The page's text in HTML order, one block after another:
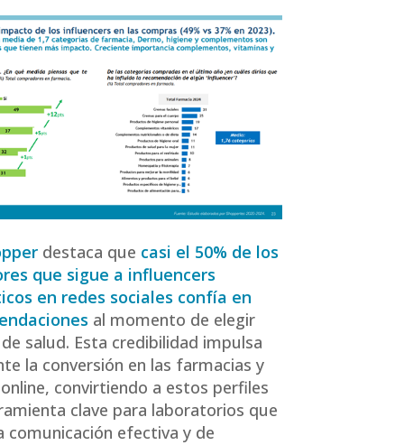
destaca que casi el 50% de los
que sigue a influencers
en redes sociales confía en
al momento de elegir
salud. Esta credibilidad impulsa
la conversión en las farmacias y
convirtiendo a estos perfiles
clave para laboratorios que
comunicación efectiva y de